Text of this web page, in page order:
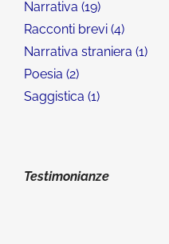
Narrativa 19
Racconti brevi 4
Narrativa straniera 1
Poesia 2
Saggistica 1
Testimonianze